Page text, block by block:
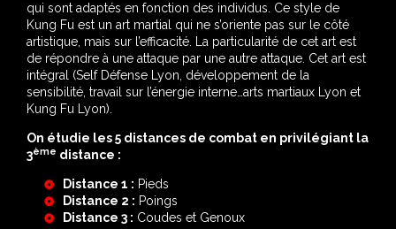
mieux son corps et comprendre les différents mouvements
qui sont adaptés en fonction des individus. Ce style de
Kung Fu est un art martial qui ne s’oriente pas sur le côté
artistique, mais sur l’efficacité. La particularité de cet art est
de répondre à une attaque par une autre attaque. Cet art est
intégral (Self Défense Lyon, développement de la
sensibilité, travail sur l’énergie interne…arts martiaux Lyon et
On étudie les 5 distances de combat en privilégiant la
Distance 1 : Pieds
Distance 2 : Poings